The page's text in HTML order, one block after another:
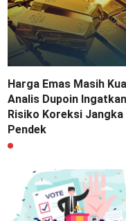
Harga Emas Masih
Analis Dupoin Ingatkan
Risiko Koreksi Jangka
Pendek